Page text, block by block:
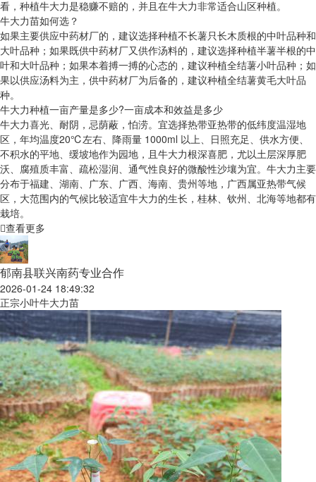
看，种植牛大力是稳赚不赔的，并且在牛大力非常适合山区种植。
牛大力苗如何选？
如果主要供应中药材厂的，建议选择种植不长薯只长木质根的中叶品种和
大叶品种；如果既供中药材厂又供作汤料的，建议选择种植半薯半根的中
叶和大叶品种；如果本着搏一搏的心态的，建议种植全结薯小叶品种；如
果以供应汤料为主，供中药材厂为后备的，建议种植全结薯黄毛大叶品
种。
牛大力种植一亩产量是多少?一亩成本和效益是多少
牛大力喜光、耐阴，忌荫蔽，怕涝。宜选择热带亚热带的低纬度温湿地
区，年均温度20℃左右、降雨量 1000ml 以上、日照充足、供水方便、
不积水的平地、缓坡地作为园地，且牛大力根深喜肥，尤以土层深厚肥
沃、腐殖质丰富、疏松湿润、通气性良好的微酸性沙壤为宜。牛大力主要
分布于福建、湖南、广东、广西、海南、贵州等地，广西属亚热带气候
区，大范围内的气候比较适宜牛大力的生长，桂林、钦州、北海等地都有
栽培。
查看更多
郁南县联兴南药专业合作
2026-01-24 18:49:32
正宗小叶牛大力苗